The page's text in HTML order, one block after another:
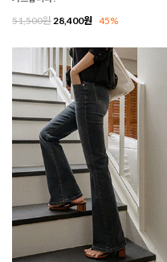
51,500원 28,400원 45%